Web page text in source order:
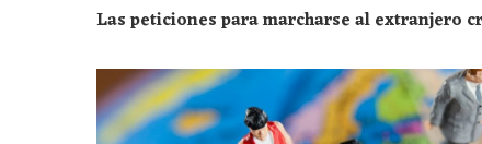
Las peticiones para marcharse al extranjero